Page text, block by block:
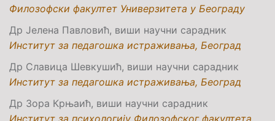
Филозофски факултет Универзитета у Београду
Др Јелена Павловић, виши научни сарадник
Институт за педагошка истраживања, Београд
Др Славица Шевкушић, виши научни сарадник
Институт за педагошка истраживања, Београд
Др Зора Крњаић, виши научни сарадник
Институт за психологију Филозофског факултета